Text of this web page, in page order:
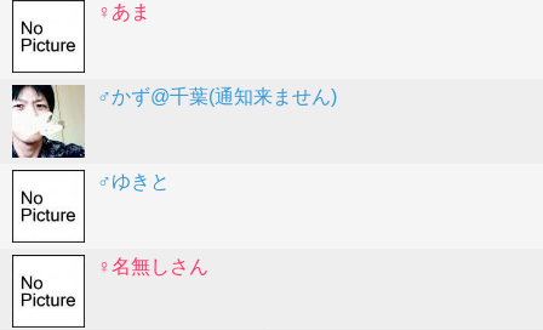
♀あま
♂かず@千葉(通知来ません)
♂ゆきと
♀名無しさん